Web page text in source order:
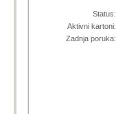
Status:
Aktivni kartoni:
Zadnja poruka: